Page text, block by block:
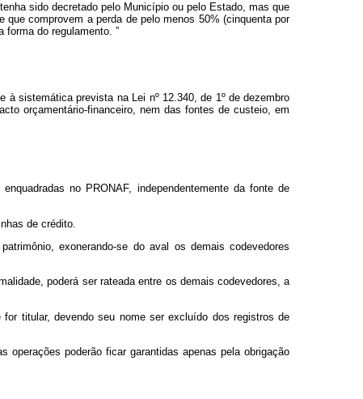
sido decretado pelo Município ou pelo Estado, mas que
comprovem a perda de pelo menos 50% (cinquenta por
forma do regulamento. ”
à sistemática prevista na Lei nº 12.340, de 1º de dezembro
orçamentário-financeiro, nem das fontes de custeio, em
no PRONAF, independentemente da fonte de
de crédito.
exonerando-se do aval os demais codevedores
poderá ser rateada entre os demais codevedores, a
titular, devendo seu nome ser excluído dos registros de
operações poderão ficar garantidas apenas pela obrigação